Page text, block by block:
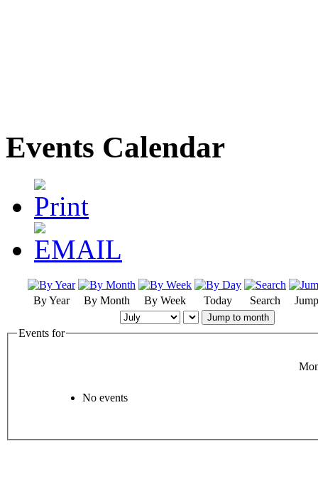
Events Calendar
By Year By Month By Week Today Search
Jump to month
Events for
No events